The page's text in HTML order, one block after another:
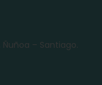
– Santiago.